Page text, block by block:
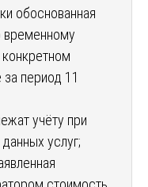
обоснованная
временному
период 11
учёту при
услуг;